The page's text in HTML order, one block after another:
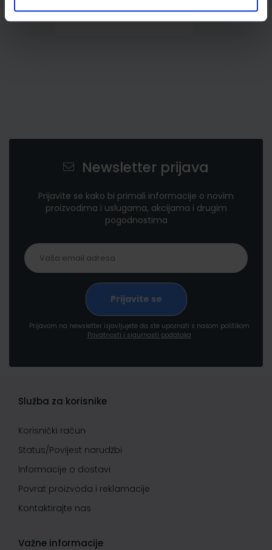
Newsletter prijava
Prijavite se kako bi primali informacije o novim
proizvodima i uslugama, akcijama i drugim
pogodnostima
Prijavom na newsletter izjavljujete da ste upoznati s našom politikom
Privatnosti i sigurnosti podataka
Služba za korisnike
Korisnički račun
Status/Povijest narudžbi
Informacije o dostavi
Povrat proizvoda i reklamacije
Kontaktirajte nas
Važne informacije